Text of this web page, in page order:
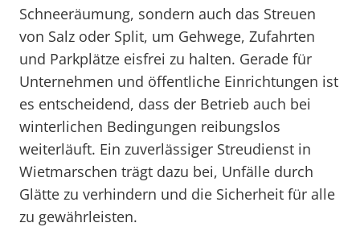
Schneeräumung, sondern auch das Streuen
von Salz oder Split, um Gehwege, Zufahrten
und Parkplätze eisfrei zu halten. Gerade für
Unternehmen und öffentliche Einrichtungen ist
es entscheidend, dass der Betrieb auch bei
winterlichen Bedingungen reibungslos
weiterläuft. Ein zuverlässiger Streudienst in
Wietmarschen trägt dazu bei, Unfälle durch
Glätte zu verhindern und die Sicherheit für alle
zu gewährleisten.